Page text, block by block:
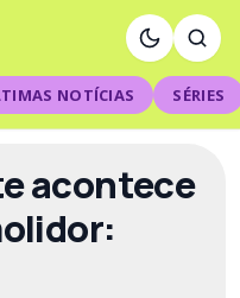
NOTÍCIAS SÉRIES
acontece